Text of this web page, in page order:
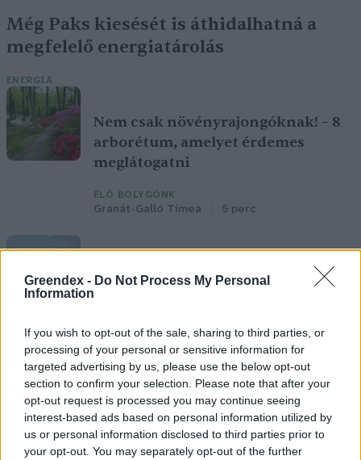
Greendex - Do Not Process My Personal
Information
If you wish to opt-out of the sale, sharing to third parties, or
processing of your personal or sensitive information for
targeted advertising by us, please use the below opt-out
section to confirm your selection. Please note that after your
opt-out request is processed you may continue seeing
interest-based ads based on personal information utilized by
us or personal information disclosed to third parties prior to
your opt-out. You may separately opt-out of the further
Még Paks kiesését is áthidalhatná a
megfelelő energiatárolás
ENERGIA
Nem csak növényrajongóknak! – 8
arborétum, amelyet érdemes
meglátogatni
ÉLŐ BOLYGÓNK
Granát-Galló Tímea 5 perc
Pár éven belül szivacsvárosokká
kellene alakítanunk a
Novák Zsombor 2 perc
Negatív vízállások, vízkorlátozások:
miképp takarékoskodhatsz a vízzel?